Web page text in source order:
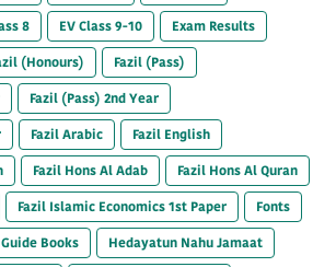
8 EV Class 9-10
Exam Results
(Honours)
Fazil (Pass)
Fazil (Pass) 2nd Year
Fazil Arabic
Fazil English
Fazil Hons Al Adab
Fazil Hons Al Quran
Fazil Islamic Economics 1st Paper
Fonts
Guide Books
Hedayatun Nahu Jamaat